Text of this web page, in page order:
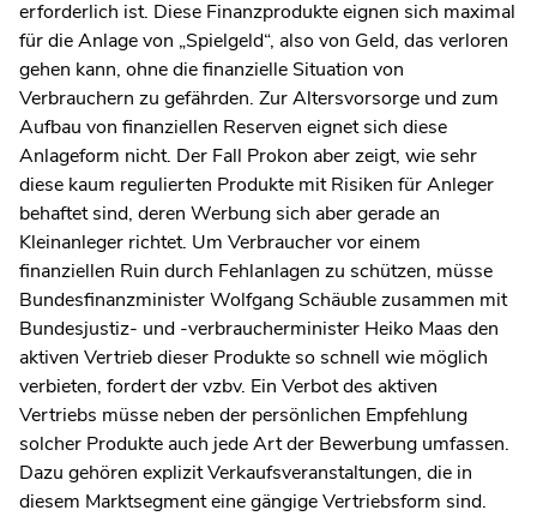
erforderlich ist. Diese Finanzprodukte eignen sich maximal
für die Anlage von „Spielgeld“, also von Geld, das verloren
gehen kann, ohne die finanzielle Situation von
Verbrauchern zu gefährden. Zur Altersvorsorge und zum
Aufbau von finanziellen Reserven eignet sich diese
Anlageform nicht. Der Fall Prokon aber zeigt, wie sehr
diese kaum regulierten Produkte mit Risiken für Anleger
behaftet sind, deren Werbung sich aber gerade an
Kleinanleger richtet. Um Verbraucher vor einem
finanziellen Ruin durch Fehlanlagen zu schützen, müsse
Bundesfinanzminister Wolfgang Schäuble zusammen mit
Bundesjustiz- und -verbraucherminister Heiko Maas den
aktiven Vertrieb dieser Produkte so schnell wie möglich
verbieten, fordert der vzbv. Ein Verbot des aktiven
Vertriebs müsse neben der persönlichen Empfehlung
solcher Produkte auch jede Art der Bewerbung umfassen.
Dazu gehören explizit Verkaufsveranstaltungen, die in
diesem Marktsegment eine gängige Vertriebsform sind.